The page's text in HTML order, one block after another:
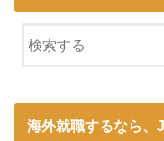
海外就職するなら、